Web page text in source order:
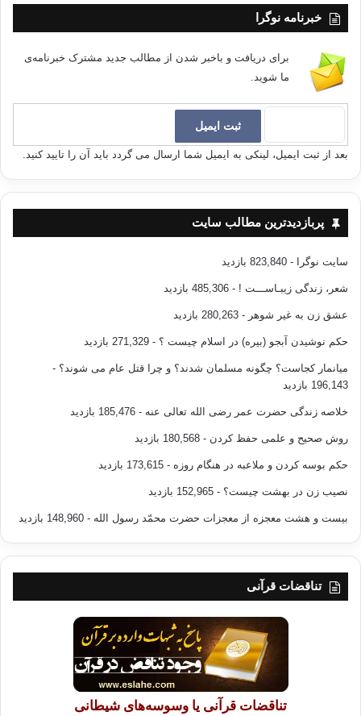
خبرنامه نوگرا
برای دریافت و باخبر شدن از مطالب جدید مشترک خبرنامه‌ی
ما شوید.
بعد از ثبت ایمیل، لینکی به ایمیل شما ارسال می گردد باید آن را تایید کنید.
پربازدیدترین مطالب سایت
سایت نوگرا - 823,840 بازدید
شعر، زندگی زیبـاســـت ! - 485,306 بازدید
عشق زن به غیر شوهر - 280,263 بازدید
حکم نوشیدن آبجو (بیره) در اسلام چیست ؟ - 271,329 بازدید
میانمار کجاست؟ چگونه مسلمان شدند؟ و چرا قتل عام می شوند؟ -
196,143 بازدید
خلاصه زندگی حضرت عمر رضی الله تعالی عنه - 185,476 بازدید
روش صحیح و علمی حفظ کردن - 180,568 بازدید
حکم بوسه کردن و ملاعبه در هنگام روزه - 173,615 بازدید
نصیب زن در بهشت چیست؟ - 152,965 بازدید
بیست و هشت معجزه از معجزات حضرت محمّد رسول الله - 148,960 بازدید
تناقضات قرآنی
تناقضات قرآنی یا وسوسه‌های شیطانی